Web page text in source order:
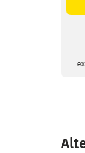
In den
exkl. 19 % MwSt.,